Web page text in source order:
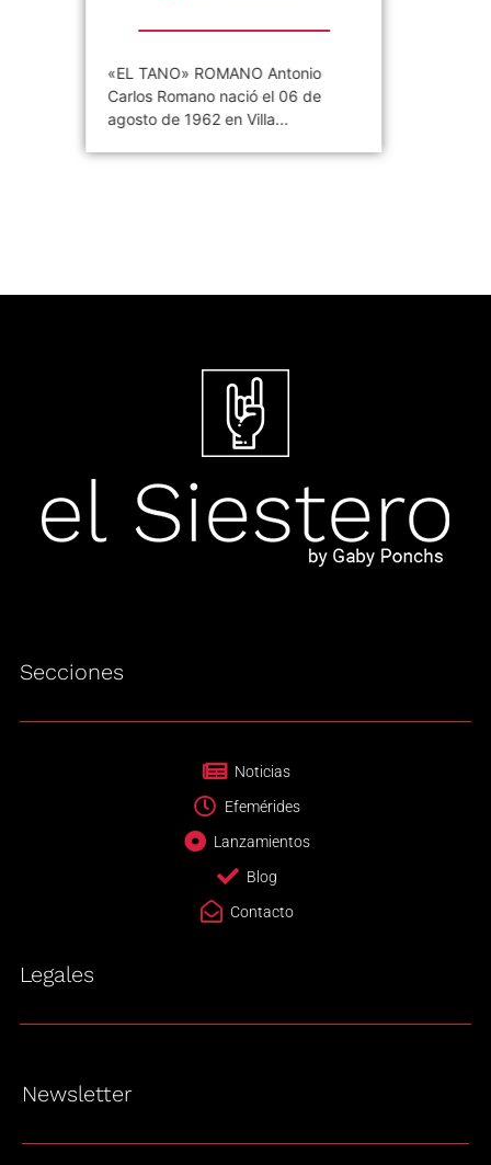
«EL TANO» ROMANO Antonio
Carlos Romano nació el 06 de
agosto de 1962 en Villa...
Secciones
Noticias
Efemérides
Lanzamientos
Blog
Contacto
Legales
Newsletter